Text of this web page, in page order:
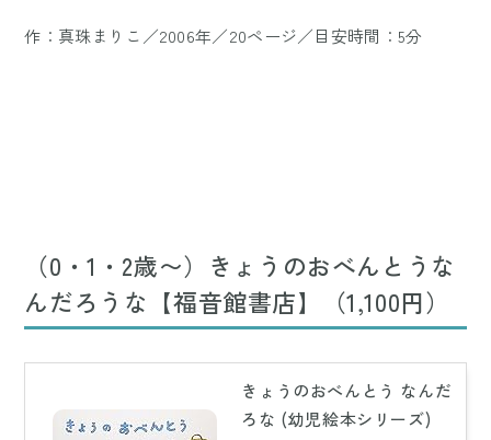
作：真珠まりこ／2006年／20ページ／目安時間：5分
（0・1・2歳〜）きょうのおべんとうな
んだろうな【福音館書店】（1,100円）
きょうのおべんとう なんだ
ろな (幼児絵本シリーズ)